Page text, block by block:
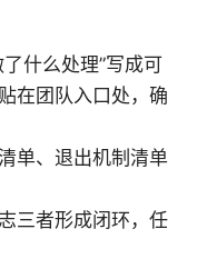
什么处理”写成可
在团队入口处，确
单、退出机制清单
三者形成闭环，任